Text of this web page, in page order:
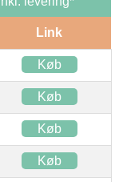
Link
Køb
Køb
Køb
Køb